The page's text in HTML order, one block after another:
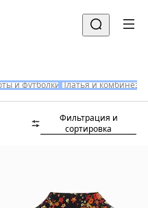
и футболки Платья и
Фильтрация и
сортировка